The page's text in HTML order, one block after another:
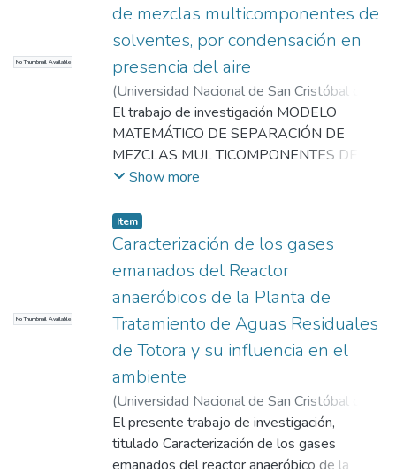
No Thumbnail Available
de mezclas multicomponentes de
solventes, por condensación en
presencia del aire
(Universidad Nacional de San Cristóbal de
Huamanga,2006)Véliz Flores, Raúl;
Flores, Raúl Ricardo
El trabajo de investigación MODELO
MATEMÁTICO DE SEPARACIÓN DE
MEZCLAS MUL TICOMPONENTES DE
SOLVENTES, POR CONDENSACION EN
formulación y aplicación del modelo
matemático de la teoría de película para la
condensación de vapores
multicomponentes, basado en los
resultados de las pruebas experimentales
realizados con los procesos de separación
por condensación de los sistemas, agua-
aire, etanol-agua, etanol-agua-aire y
metanol-aire. La aplicación del modelo
matemático de la condensación a los
procesos de separación mencionados
anteriormente utiliza las leyes y principios
Show more
No Thumbnail Available
Item
Caracterización de los gases
emanados del Reactor
anaeróbicos de la Planta de
Tratamiento de Aguas Residuales
de Totora y su influencia en el
ambiente
(Universidad Nacional de San Cristóbal de
Huamanga, 2011)Gonzales Chinquillo,
Julián Teódulo;García Blásquez Morote,
Jorge Sotero
El presente trabajo de investigación,
titulado Caracterización de los gases
emanados del reactor anaeróbico de la